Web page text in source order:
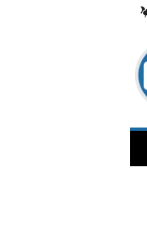
S
N
O